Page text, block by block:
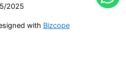
2025
with Bizcope